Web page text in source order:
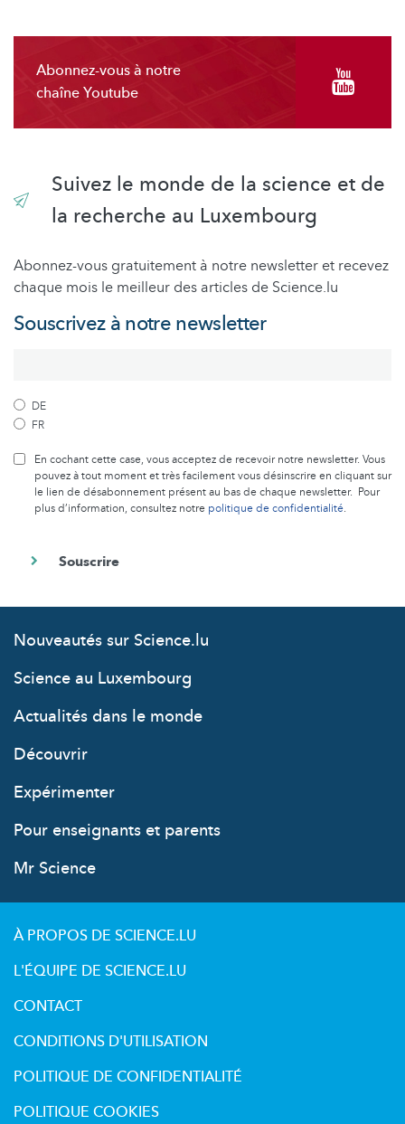
Abonnez-vous à notre
chaîne Youtube
Suivez le monde de la science et de
la recherche au Luxembourg
Abonnez-vous gratuitement à notre newsletter et recevez
chaque mois le meilleur des articles de Science.lu
Souscrivez à notre newsletter
DE
FR
En cochant cette case, vous acceptez de recevoir notre newsletter. Vous
pouvez à tout moment et très facilement vous désinscrire en cliquant sur
le lien de désabonnement présent au bas de chaque newsletter. Pour
plus d’information, consultez notre politique de confidentialité.
Nouveautés sur Science.lu
Science au Luxembourg
Actualités dans le monde
Découvrir
Expérimenter
Pour enseignants et parents
Mr Science
À PROPOS DE SCIENCE.LU
L'ÉQUIPE DE SCIENCE.LU
CONTACT
CONDITIONS D'UTILISATION
POLITIQUE DE CONFIDENTIALITÉ
POLITIQUE COOKIES